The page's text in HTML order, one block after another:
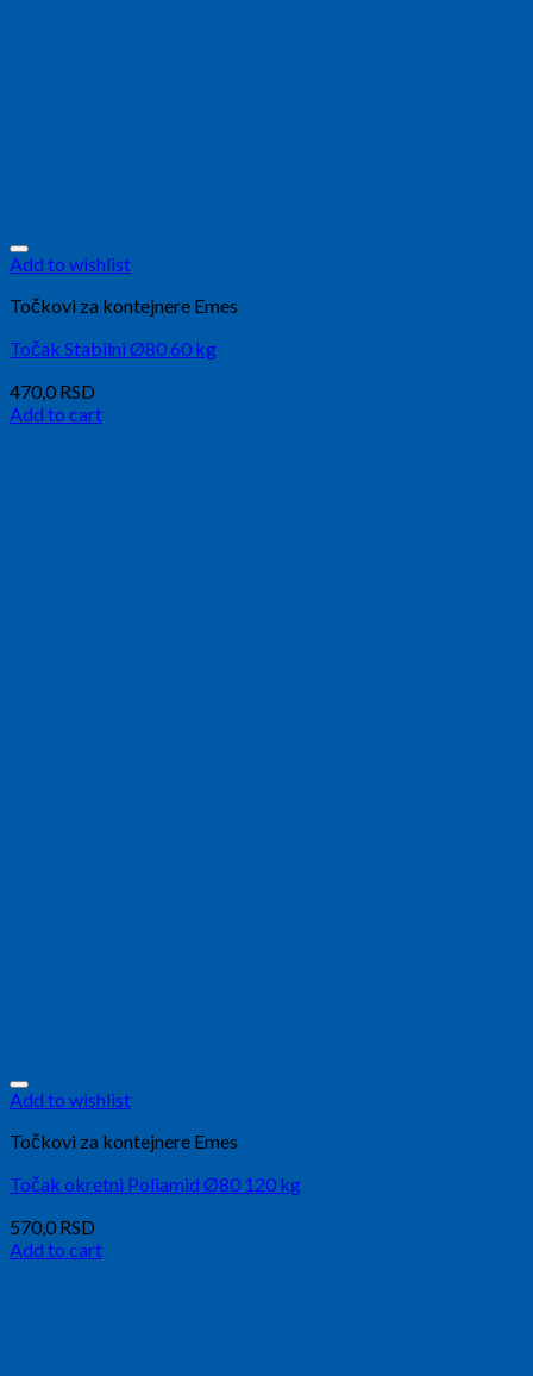
Add to wishlist
Točkovi za kontejnere Emes
Točak Stabilni Ø80 60 kg
470,0 RSD
Add to cart
Add to wishlist
Točkovi za kontejnere Emes
Točak okretni Poliamid Ø80 120 kg
570,0 RSD
Add to cart